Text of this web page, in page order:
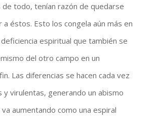
todo, tenían razón de quedarse
a éstos. Esto los congela aún más en
espiritual que también se
del otro campo en un
Las diferencias se hacen cada vez
y virulentas, generando un abismo
aumentando como una espiral